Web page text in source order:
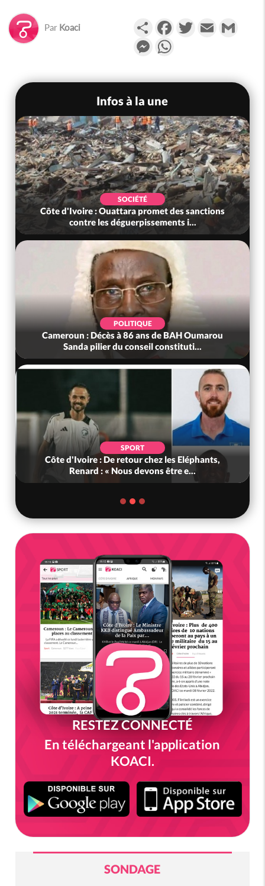
Par Koaci PartagerFacebookTwitterEmail
Messenger
Infos à la une
SOCIÉTÉ
d'Ivoire : Ouattara promet des sanctions
contre les déguerpissements i...
POLITIQUE
: Décès à 86 ans de BAH Oumarou
Sanda pilier du conseil constituti...
SPORT
d'Ivoire : De retour chez les Eléphants,
Renard : « Nous devons être e...
Bénin :
RESTEZ CONNECTÉ
En téléchargeant l'application
KOACI.
SONDAGE